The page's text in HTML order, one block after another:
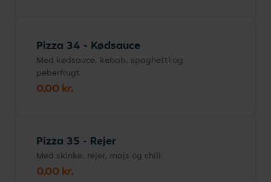
Pizza 34 - Kødsauce
Med kødsauce, kebab, spaghetti og
peberfrugt
0,00 kr.
Pizza 35 - Rejer
Med skinke, rejer, majs og chili
0,00 kr.